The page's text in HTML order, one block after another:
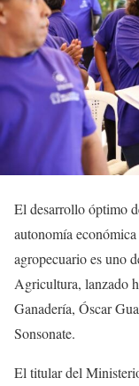
El desarrollo óptimo
autonomía
agropecuario es uno
Agricultura, lanzado
Ganadería, Óscar
Sonsonate.
El titular del